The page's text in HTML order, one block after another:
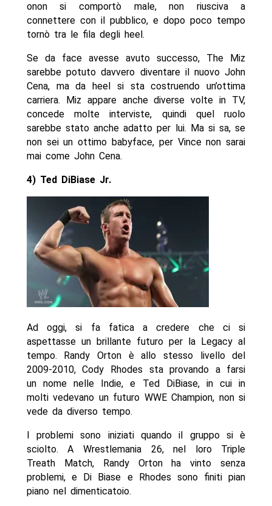
onon si comportò male, non riusciva a
connettere con il pubblico, e dopo poco tempo
tornò tra le fila degli heel.
Se da face avesse avuto successo, The Miz
sarebbe potuto davvero diventare il nuovo John
Cena, ma da heel si sta costruendo un’ottima
carriera. Miz appare anche diverse volte in TV,
concede molte interviste, quindi quel ruolo
sarebbe stato anche adatto per lui. Ma si sa, se
non sei un ottimo babyface, per Vince non sarai
mai come John Cena.
4) Ted DiBiase Jr.
Ad oggi, si fa fatica a credere che ci si
aspettasse un brillante futuro per la Legacy al
tempo. Randy Orton è allo stesso livello del
2009-2010, Cody Rhodes sta provando a farsi
un nome nelle Indie, e Ted DiBiase, in cui in
molti vedevano un futuro WWE Champion, non si
vede da diverso tempo.
I problemi sono iniziati quando il gruppo si è
sciolto. A Wrestlemania 26, nel loro Triple
Treath Match, Randy Orton ha vinto senza
problemi, e Di Biase e Rhodes sono finiti pian
piano nel dimenticatoio.